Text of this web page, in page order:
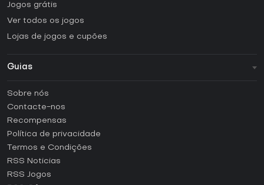
Jogos grátis
Ver todos os jogos
Lojas de jogos e cupões
Guias
Como ativar uma CD Key Steam?
Como ativar uma CD Key Epic Games?
Como ativar uma CD Key GOG?
Como ativar uma CD Key Ubisoft Connect?
Como ativar uma CD Key EA App?
Sobre nós
Contacte-nos
Recompensas
Política de privacidade
Termos e Condições
RSS Noticias
RSS Jogos